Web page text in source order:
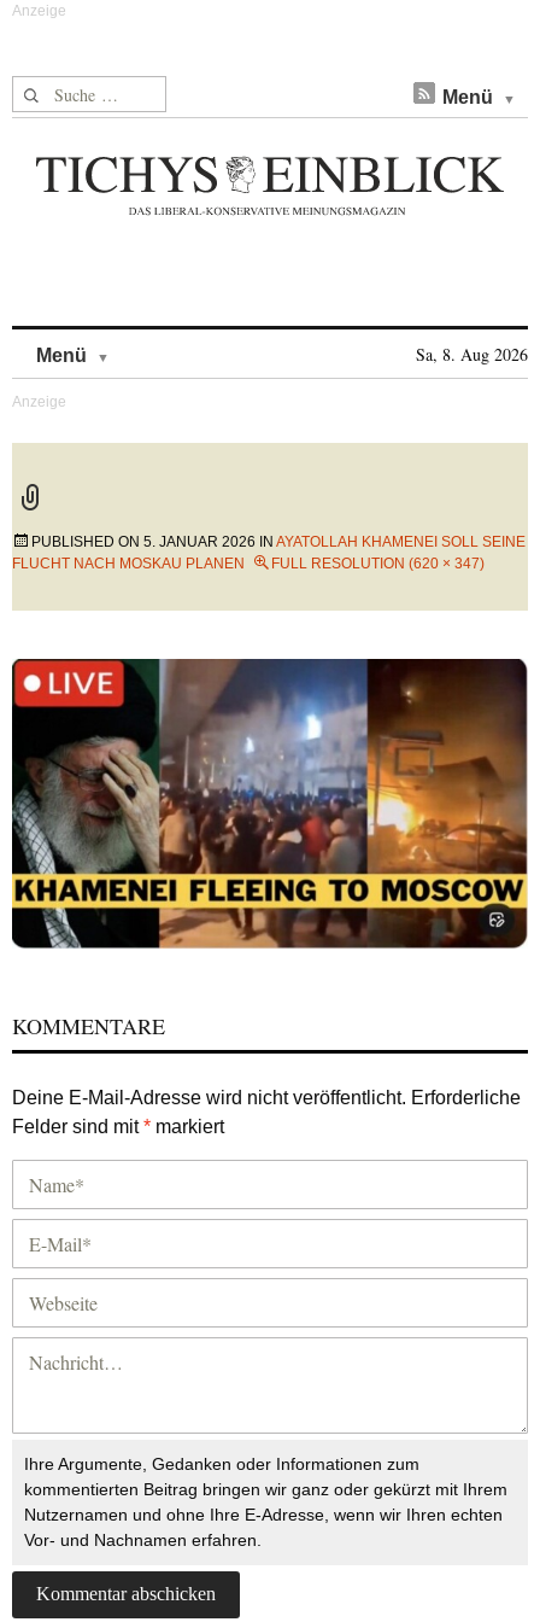
Suche nach: Menü
Menü Sa, 8. Aug 2026
PUBLISHED ON 5. JANUAR 2026 IN AYATOLLAH KHAMENEI SOLL SEINE
FLUCHT NACH MOSKAU PLANEN
FULL RESOLUTION (620 × 347)
KOMMENTARE
Deine E-Mail-Adresse wird nicht veröffentlicht. Erforderliche
Felder sind mit* markiert
Ihre Argumente, Gedanken oder Informationen zum
kommentierten Beitrag bringen wir ganz oder gekürzt mit Ihrem
Nutzernamen und ohne Ihre E-Adresse, wenn wir Ihren echten
Vor- und Nachnamen erfahren.